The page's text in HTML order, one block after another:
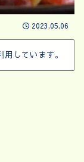
2023.05.06
しています。